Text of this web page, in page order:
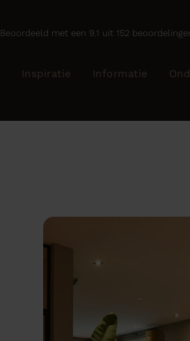
Beoordeeld met een 9.1 uit 152
Inspiratie Informatie